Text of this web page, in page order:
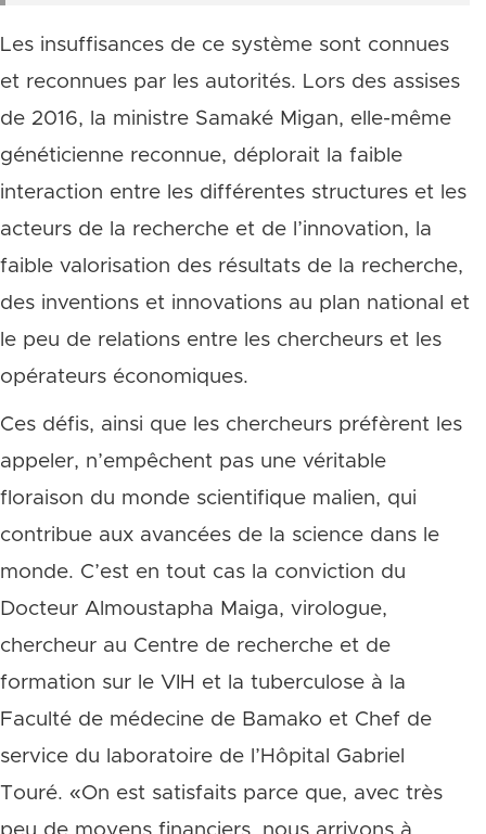
Les insuffisances de ce système sont connues
et reconnues par les autorités. Lors des assises
de 2016, la ministre Samaké Migan, elle-même
généticienne reconnue, déplorait la faible
interaction entre les différentes structures et les
acteurs de la recherche et de l’innovation, la
faible valorisation des résultats de la recherche,
des inventions et innovations au plan national et
le peu de relations entre les chercheurs et les
opérateurs économiques.
Ces défis, ainsi que les chercheurs préfèrent les
appeler, n’empêchent pas une véritable
floraison du monde scientifique malien, qui
contribue aux avancées de la science dans le
monde. C’est en tout cas la conviction du
Docteur Almoustapha Maiga, virologue,
chercheur au Centre de recherche et de
formation sur le VIH et la tuberculose à la
Faculté de médecine de Bamako et Chef de
service du laboratoire de l’Hôpital Gabriel
Touré. «On est satisfaits parce que, avec très